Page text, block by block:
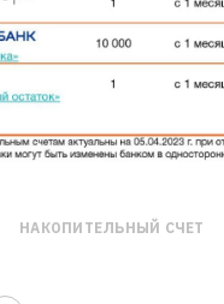
НАКОПИТЕЛЬНЫЙ СЧЕТ